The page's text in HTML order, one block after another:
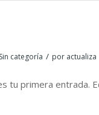
Sin categoría / por actualiza
tu primera entrada.